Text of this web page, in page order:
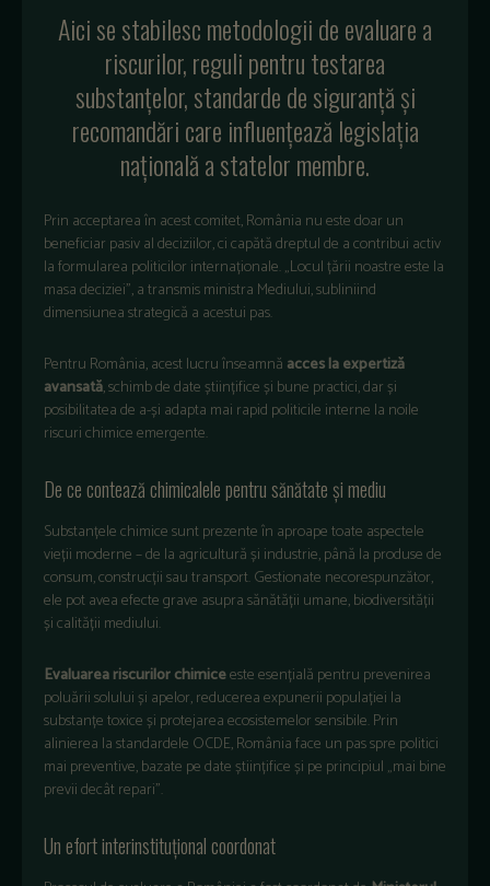
Aici se stabilesc metodologii de evaluare a
riscurilor, reguli pentru testarea
substanțelor, standarde de siguranță și
recomandări care influențează legislația
națională a statelor membre.
Prin acceptarea în acest comitet, România nu este doar un
beneficiar pasiv al deciziilor, ci capătă dreptul de a contribui activ
la formularea politicilor internaționale. „Locul țării noastre este la
masa deciziei”, a transmis ministra Mediului, subliniind
dimensiunea strategică a acestui pas.
Pentru România, acest lucru înseamnă acces la expertiză
avansată, schimb de date științifice și bune practici, dar și
posibilitatea de a-și adapta mai rapid politicile interne la noile
riscuri chimice emergente.
De ce contează chimicalele pentru sănătate și mediu
Substanțele chimice sunt prezente în aproape toate aspectele
vieții moderne – de la agricultură și industrie, până la produse de
consum, construcții sau transport. Gestionate necorespunzător,
ele pot avea efecte grave asupra sănătății umane, biodiversității
și calității mediului.
Evaluarea riscurilor chimiceeste esențială pentru prevenirea
poluării solului și apelor, reducerea expunerii populației la
substanțe toxice și protejarea ecosistemelor sensibile. Prin
alinierea la standardele OCDE, România face un pas spre politici
mai preventive, bazate pe date științifice și pe principiul „mai bine
previi decât repari”.
Un efort interinstituțional coordonat